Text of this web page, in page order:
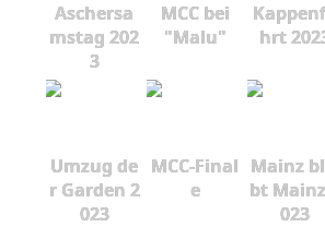
Aschersa
mstag 202
3
MCC bei
"Malu"
hrt
Umzug de
r Garden 2
023
MCC-Final
e
Mainz
bt
023